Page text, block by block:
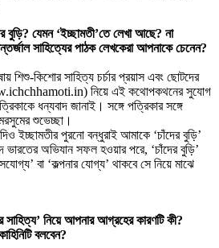
যেমন ‘ইচ্ছামতী’তে লেখা আছে? না
সাহিত্যের পাঠক লেখকেরা আপনাকে চেনেন?
শিশু-কিশোর সাহিত্য চর্চার প্রয়াস এবং ছোটদের
নিয়ে এই কথোপকথনের সুযোগ
ধন্যবাদ জানাই। সঙ্গে পত্রিকার সঙ্গে
শুভেচ্ছা।
ইচ্ছামতীর পুরনো বন্ধুরাই আমাকে ‘চাঁদের বুড়ি’
ভারতের অভিযান সফল হওয়ার পরে, ‘চাঁদের বুড়ি’
বা ‘কল্পনার যোগ্য’ থাকবে সে নিয়ে মাঝে
নিয়ে আপনার আগ্রহের কারণটি কী?
বলবেন?